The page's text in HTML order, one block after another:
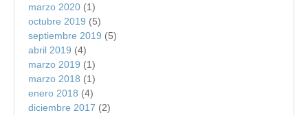
marzo 2020 (1)
octubre 2019 (5)
septiembre 2019 (5)
abril 2019 (4)
marzo 2019 (1)
marzo 2018 (1)
enero 2018 (4)
diciembre 2017 (2)